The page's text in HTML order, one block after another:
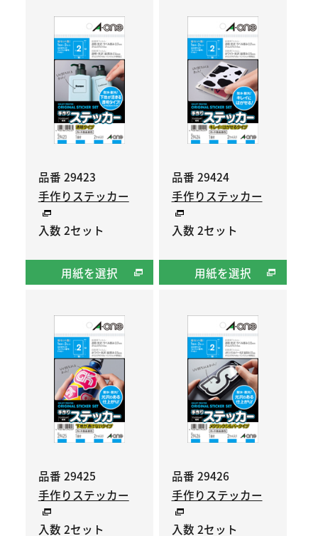
品番 29423
手作りステッカー
入数 2セット
用紙を選択
品番 29424
手作りステッカー
入数 2セット
用紙を選択
品番 29425
手作りステッカー
入数 2セット
品番 29426
手作りステッカー
入数 2セット